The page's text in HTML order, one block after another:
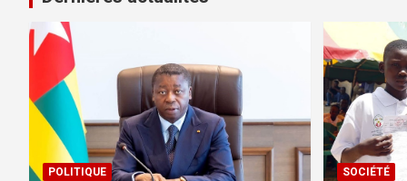
POLITIQUE SOCIÉTÉ